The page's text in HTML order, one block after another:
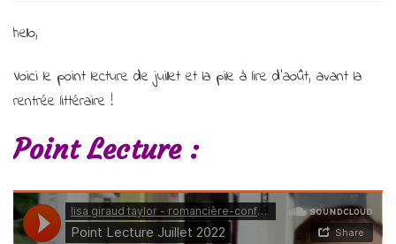
pile
à
d’août
2022
hello,
Voici le point lecture de juillet et la pile à lire d’août, avant la
rentrée littéraire !
Point Lecture :